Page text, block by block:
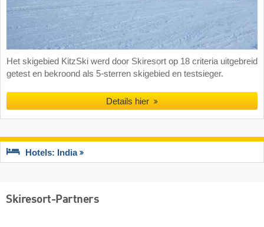
Het skigebied KitzSki werd door Skiresort op 18 criteria uitgebreid
getest en bekroond als 5-sterren skigebied en testsieger.
Details hier
Hotels: India
Skiresort-Partners